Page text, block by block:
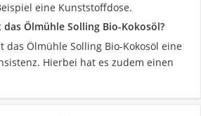
eine Kunststoffdose.
Ölmühle Solling Bio-Kokosöl?
das Ölmühle Solling Bio-Kokosöl eine
Hierbei hat es zudem einen